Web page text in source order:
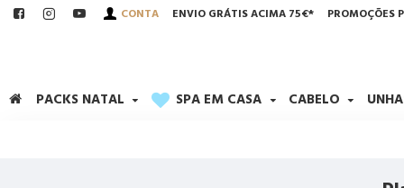
CONTA ENVIO GRÁTIS ACIMA 75€* PROMOÇÕES
PACKS NATAL SPA EM CASA CABELO